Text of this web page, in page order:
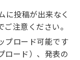
に投稿が出来なく
注意ください。
プロード可能です
ロード）、発表の